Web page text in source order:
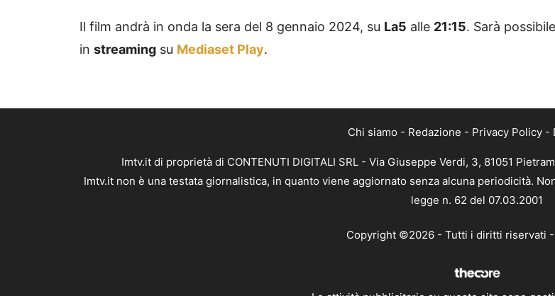
Il film andrà in onda la sera del 8 gennaio 2024, su La5 alle 21:15. Sarà
in streaming su Mediaset Play.
Chi siamo - Redazione - Privacy Policy -
Imtv.it di proprietà di CONTENUTI DIGITALI SRL - Via Giuseppe Verdi, 3, 81051
Imtv.it non è una testata giornalistica, in quanto viene aggiornato senza alcuna periodicità.
legge n. 62 del 07.03.2001
Copyright ©2026 - Tutti i diritti riservati -